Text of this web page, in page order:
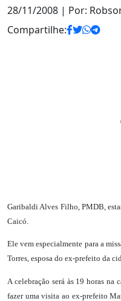
28/11/2008 | Por:
Compartilhe:
Garibaldi Alves Filho, PMDB,
Caicó.
Ele vem especialmente para a
Torres, esposa do ex-prefeito da
A celebração será às 19 horas na
fazer uma visita ao ex-prefeito